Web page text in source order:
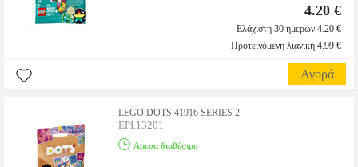
4.20 €
Ελάχιστη 30 ημερών 4.20 €
Προτεινόμενη λιανική 4.99 €
Αγορά
LEGO DOTS 41916 SERIES 2
EPI.13201
Αμεσα διαθέσιμο